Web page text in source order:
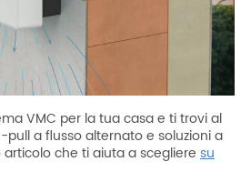
VMC per la tua casa e ti trovi al
pull a flusso alternato e soluzioni a
che ti aiuta a scegliere su